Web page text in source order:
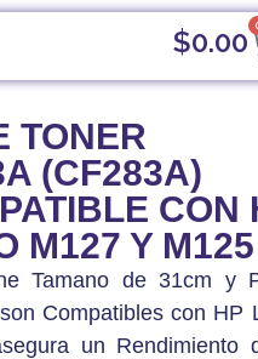
$0.00
CON HP LASERJET PRO M127
TONER
(CF283A)
CON
M127 Y M125
Tamano de 31cm y
Compatibles con HP
un Rendimiento